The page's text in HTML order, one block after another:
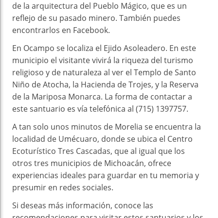
de la arquitectura del Pueblo Mágico, que es un
reflejo de su pasado minero. También puedes
encontrarlos en Facebook.
En Ocampo se localiza el Ejido Asoleadero. En este
municipio el visitante vivirá la riqueza del turismo
religioso y de naturaleza al ver el Templo de Santo
Niño de Atocha, la Hacienda de Trojes, y la Reserva
de la Mariposa Monarca. La forma de contactar a
este santuario es vía telefónica al (715) 1397757.
A tan solo unos minutos de Morelia se encuentra la
localidad de Umécuaro, donde se ubica el Centro
Ecoturístico Tres Cascadas, que al igual que los
otros tres municipios de Michoacán, ofrece
experiencias ideales para guardar en tu memoria y
presumir en redes sociales.
Si deseas más información, conoce las